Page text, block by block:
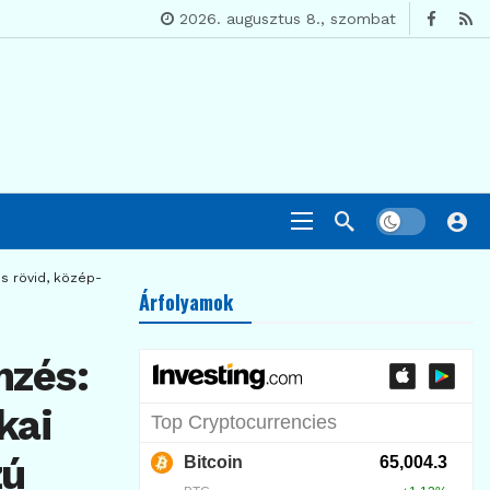
2026. augusztus 8., szombat
rövid, közép- és hosszú távra
Árfolyamok